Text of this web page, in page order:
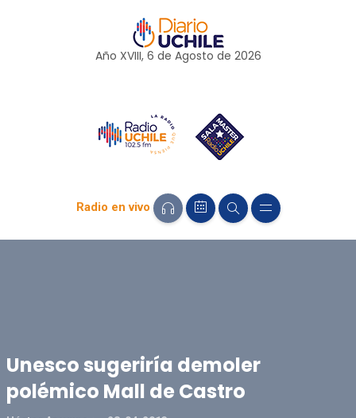
Año XVIII, 6 de Agosto de 2026
Radio en vivo
Unesco sugeriría demoler
polémico Mall de Castro